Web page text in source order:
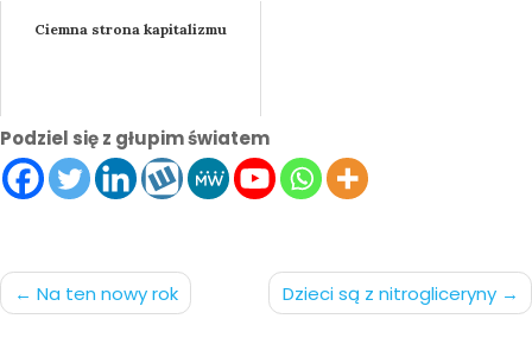
Ciemna strona kapitalizmu
Podziel się z głupim światem
Nawigacja
Na ten nowy rok Dzieci są z nitrogliceryny